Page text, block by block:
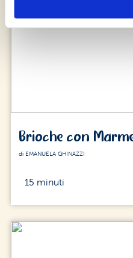
Brioche con
di EMANUELA GHINAZZI
15 minuti